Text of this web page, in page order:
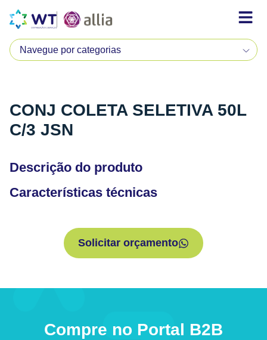
CONJ COLETA SELETIVA 50L
C/3 JSN
Descrição do produto
Características técnicas
Solicitar orçamento
Compre no Portal B2B